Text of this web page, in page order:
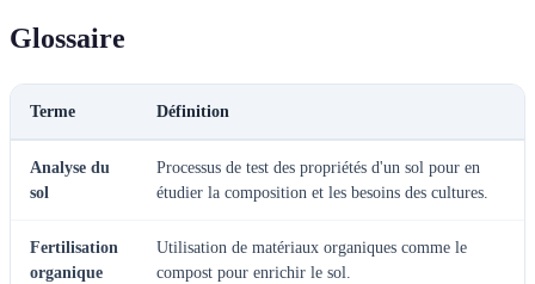
Glossaire
Terme Définition
Analyse du
sol
Processus de test des propriétés d'un sol pour en
étudier la composition et les besoins des cultures.
Fertilisation
organique
Utilisation de matériaux organiques comme le
compost pour enrichir le sol.